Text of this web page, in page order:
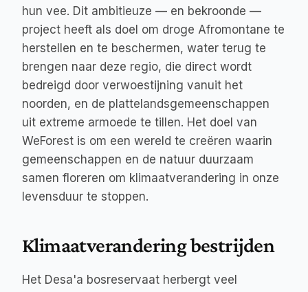
hun vee. Dit ambitieuze — en bekroonde —
project heeft als doel om droge Afromontane te
herstellen en te beschermen, water terug te
brengen naar deze regio, die direct wordt
bedreigd door verwoestijning vanuit het
noorden, en de plattelandsgemeenschappen
uit extreme armoede te tillen. Het doel van
WeForest is om een wereld te creëren waarin
gemeenschappen en de natuur duurzaam
samen floreren om klimaatverandering in onze
levensduur te stoppen.
Klimaatverandering bestrijden
Het Desa'a bosreservaat herbergt veel